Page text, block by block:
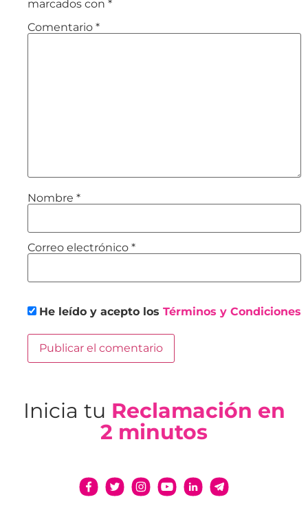
marcados con *
Comentario *
Nombre *
Correo electrónico *
He leído y acepto los Términos y Condiciones
Inicia tu Reclamación en
2 minutos